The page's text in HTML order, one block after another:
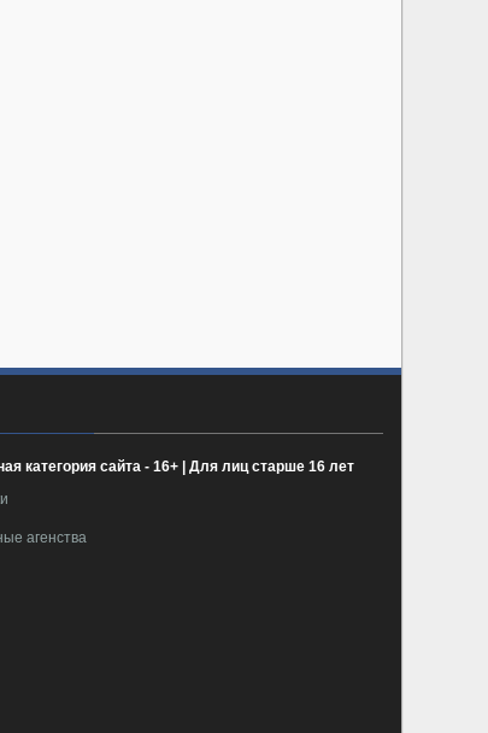
категория сайта - 16+ | Для лиц старше 16 лет
агенства